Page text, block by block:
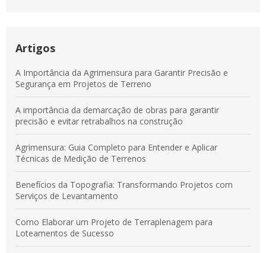
Garantir Precisão
Serviços de Agrimensura: Entenda Como Garantir Precisão e
Segurança em Projetos Territoriais
Demarcação de Obras: Guia Completo para Garantir a
Eficiência e Segurança do Seu Projeto
Artigos
A Importância da Agrimensura para Garantir Precisão e
Segurança em Projetos de Terreno
A importância da demarcação de obras para garantir
precisão e evitar retrabalhos na construção
Agrimensura: Guia Completo para Entender e Aplicar
Técnicas de Medição de Terrenos
Benefícios da Topografia: Transformando Projetos com
Serviços de Levantamento
Como Elaborar um Projeto de Terraplenagem para
Loteamentos de Sucesso